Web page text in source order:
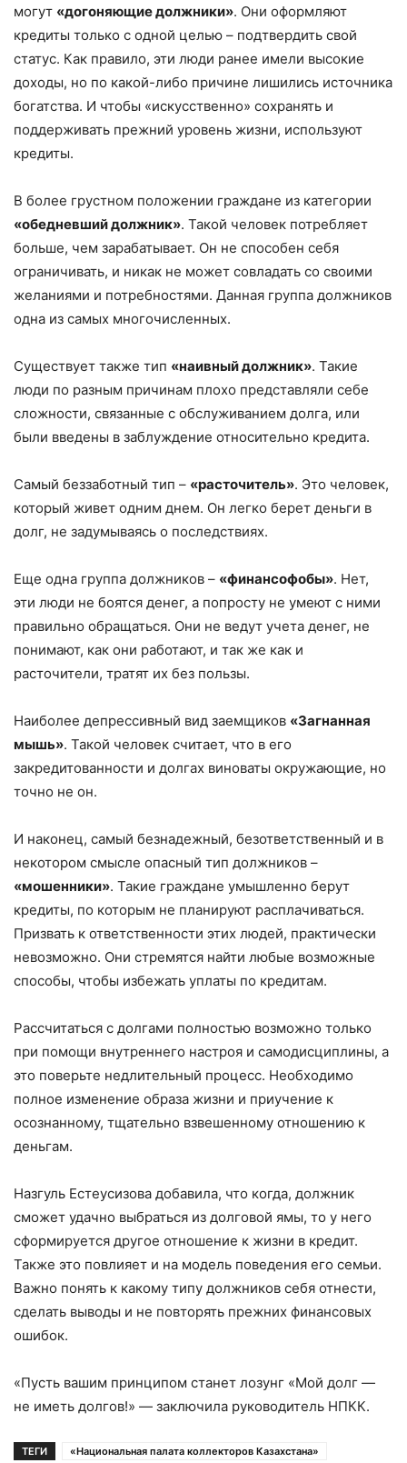
могут «догоняющие должники». Они оформляют
кредиты только с одной целью – подтвердить свой
статус. Как правило, эти люди ранее имели высокие
доходы, но по какой-либо причине лишились источника
богатства. И чтобы «искусственно» сохранять и
поддерживать прежний уровень жизни, используют
кредиты.
В более грустном положении граждане из категории
«обедневший должник». Такой человек потребляет
больше, чем зарабатывает. Он не способен себя
ограничивать, и никак не может совладать со своими
желаниями и потребностями. Данная группа должников
одна из самых многочисленных.
Существует также тип «наивный должник». Такие
люди по разным причинам плохо представляли себе
сложности, связанные с обслуживанием долга, или
были введены в заблуждение относительно кредита.
Самый беззаботный тип – «расточитель». Это человек,
который живет одним днем. Он легко берет деньги в
долг, не задумываясь о последствиях.
Еще одна группа должников – «финансофобы». Нет,
эти люди не боятся денег, а попросту не умеют с ними
правильно обращаться. Они не ведут учета денег, не
понимают, как они работают, и так же как и
расточители, тратят их без пользы.
Наиболее депрессивный вид заемщиков «Загнанная
мышь». Такой человек считает, что в его
закредитованности и долгах виноваты окружающие, но
точно не он.
И наконец, самый безнадежный, безответственный и в
некотором смысле опасный тип должников –
«мошенники». Такие граждане умышленно берут
кредиты, по которым не планируют расплачиваться.
Призвать к ответственности этих людей, практически
невозможно. Они стремятся найти любые возможные
способы, чтобы избежать уплаты по кредитам.
Рассчитаться с долгами полностью возможно только
при помощи внутреннего настроя и самодисциплины, а
это поверьте недлительный процесс. Необходимо
полное изменение образа жизни и приучение к
осознанному, тщательно взвешенному отношению к
деньгам.
Назгуль Естеусизова добавила, что когда, должник
сможет удачно выбраться из долговой ямы, то у него
сформируется другое отношение к жизни в кредит.
Также это повлияет и на модель поведения его семьи.
Важно понять к какому типу должников себя отнести,
сделать выводы и не повторять прежних финансовых
ошибок.
«Пусть вашим принципом станет лозунг «Мой долг —
не иметь долгов!» — заключила руководитель НПКК.
ТЕГИ
«Национальная палата коллекторов Казахстана»